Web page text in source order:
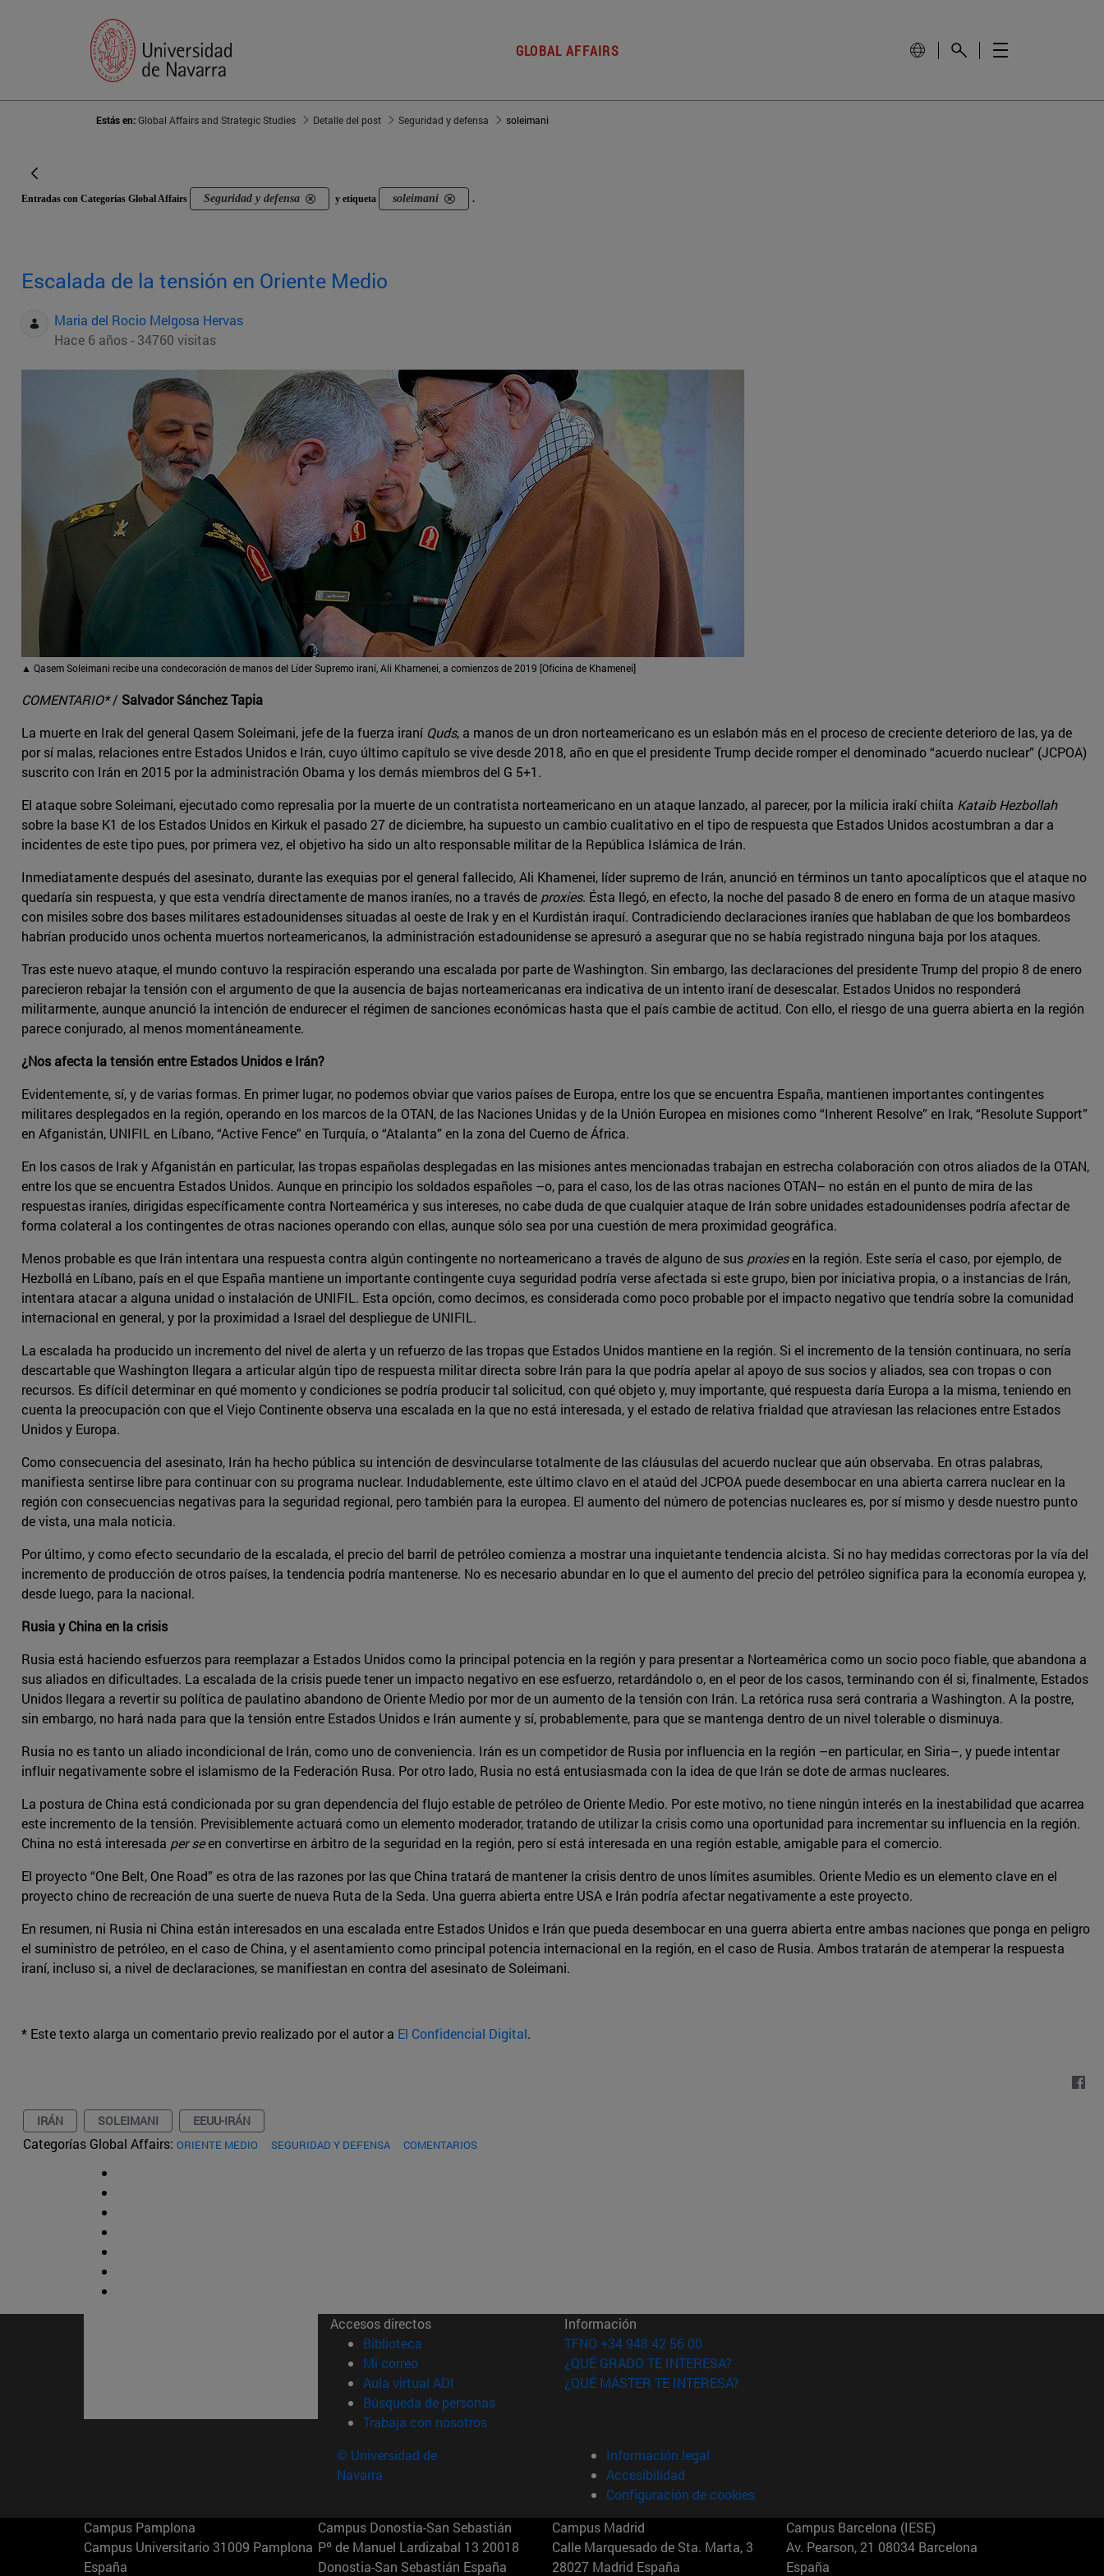
GLOBAL AFFAIRS
Estás en:Global Affairs and Strategic Studies Detalle del post Seguridad y defensa soleimani
Entradas con Categorías Global Affairs Seguridad y defensa y etiqueta soleimani .
Escalada de la tensión en Oriente Medio
Maria del Rocio Melgosa Hervas
Hace 6 años - 34760 visitas
▲ Qasem Soleimani recibe una condecoración de manos del Líder Supremo iraní, Ali Khamenei, a comienzos de 2019 [Oficina de Khamenei]
COMENTARIO*/ Salvador Sánchez Tapia
La muerte en Irak del general Qasem Soleimani, jefe de la fuerza iraní Quds, a manos de un dron norteamericano es un eslabón más en el proceso de creciente deterioro de las, ya de
por sí malas, relaciones entre Estados Unidos e Irán, cuyo último capítulo se vive desde 2018, año en que el presidente Trump decide romper el denominado “acuerdo nuclear” (JCPOA)
suscrito con Irán en 2015 por la administración Obama y los demás miembros del G 5+1.
El ataque sobre Soleimani, ejecutado como represalia por la muerte de un contratista norteamericano en un ataque lanzado, al parecer, por la milicia irakí chiíta Kataib Hezbollah
sobre la base K1 de los Estados Unidos en Kirkuk el pasado 27 de diciembre, ha supuesto un cambio cualitativo en el tipo de respuesta que Estados Unidos acostumbran a dar a
incidentes de este tipo pues, por primera vez, el objetivo ha sido un alto responsable militar de la República Islámica de Irán.
Inmediatamente después del asesinato, durante las exequias por el general fallecido, Ali Khamenei, líder supremo de Irán, anunció en términos un tanto apocalípticos que el ataque no
quedaría sin respuesta, y que esta vendría directamente de manos iraníes, no a través de proxies. Ésta llegó, en efecto, la noche del pasado 8 de enero en forma de un ataque masivo
con misiles sobre dos bases militares estadounidenses situadas al oeste de Irak y en el Kurdistán iraquí. Contradiciendo declaraciones iraníes que hablaban de que los bombardeos
habrían producido unos ochenta muertos norteamericanos, la administración estadounidense se apresuró a asegurar que no se había registrado ninguna baja por los ataques.
Tras este nuevo ataque, el mundo contuvo la respiración esperando una escalada por parte de Washington. Sin embargo, las declaraciones del presidente Trump del propio 8 de enero
parecieron rebajar la tensión con el argumento de que la ausencia de bajas norteamericanas era indicativa de un intento iraní de desescalar. Estados Unidos no responderá
militarmente, aunque anunció la intención de endurecer el régimen de sanciones económicas hasta que el país cambie de actitud. Con ello, el riesgo de una guerra abierta en la región
parece conjurado, al menos momentáneamente.
¿Nos afecta la tensión entre Estados Unidos e Irán?
Evidentemente, sí, y de varias formas. En primer lugar, no podemos obviar que varios países de Europa, entre los que se encuentra España, mantienen importantes contingentes
militares desplegados en la región, operando en los marcos de la OTAN, de las Naciones Unidas y de la Unión Europea en misiones como “Inherent Resolve” en Irak, “Resolute Support”
en Afganistán, UNIFIL en Líbano, “Active Fence” en Turquía, o “Atalanta” en la zona del Cuerno de África.
En los casos de Irak y Afganistán en particular, las tropas españolas desplegadas en las misiones antes mencionadas trabajan en estrecha colaboración con otros aliados de la OTAN,
entre los que se encuentra Estados Unidos. Aunque en principio los soldados españoles –o, para el caso, los de las otras naciones OTAN– no están en el punto de mira de las
respuestas iraníes, dirigidas específicamente contra Norteamérica y sus intereses, no cabe duda de que cualquier ataque de Irán sobre unidades estadounidenses podría afectar de
forma colateral a los contingentes de otras naciones operando con ellas, aunque sólo sea por una cuestión de mera proximidad geográfica.
Menos probable es que Irán intentara una respuesta contra algún contingente no norteamericano a través de alguno de sus proxiesen la región. Este sería el caso, por ejemplo, de
Hezbollá en Líbano, país en el que España mantiene un importante contingente cuya seguridad podría verse afectada si este grupo, bien por iniciativa propia, o a instancias de Irán,
intentara atacar a alguna unidad o instalación de UNIFIL. Esta opción, como decimos, es considerada como poco probable por el impacto negativo que tendría sobre la comunidad
internacional en general, y por la proximidad a Israel del despliegue de UNIFIL.
La escalada ha producido un incremento del nivel de alerta y un refuerzo de las tropas que Estados Unidos mantiene en la región. Si el incremento de la tensión continuara, no sería
descartable que Washington llegara a articular algún tipo de respuesta militar directa sobre Irán para la que podría apelar al apoyo de sus socios y aliados, sea con tropas o con
recursos. Es difícil determinar en qué momento y condiciones se podría producir tal solicitud, con qué objeto y, muy importante, qué respuesta daría Europa a la misma, teniendo en
cuenta la preocupación con que el Viejo Continente observa una escalada en la que no está interesada, y el estado de relativa frialdad que atraviesan las relaciones entre Estados
Unidos y Europa.
Como consecuencia del asesinato, Irán ha hecho pública su intención de desvincularse totalmente de las cláusulas del acuerdo nuclear que aún observaba. En otras palabras,
manifiesta sentirse libre para continuar con su programa nuclear. Indudablemente, este último clavo en el ataúd del JCPOA puede desembocar en una abierta carrera nuclear en la
región con consecuencias negativas para la seguridad regional, pero también para la europea. El aumento del número de potencias nucleares es, por sí mismo y desde nuestro punto
de vista, una mala noticia.
Por último, y como efecto secundario de la escalada, el precio del barril de petróleo comienza a mostrar una inquietante tendencia alcista. Si no hay medidas correctoras por la vía del
incremento de producción de otros países, la tendencia podría mantenerse. No es necesario abundar en lo que el aumento del precio del petróleo significa para la economía europea y,
desde luego, para la nacional.
Rusia y China en la crisis
Rusia está haciendo esfuerzos para reemplazar a Estados Unidos como la principal potencia en la región y para presentar a Norteamérica como un socio poco fiable, que abandona a
sus aliados en dificultades. La escalada de la crisis puede tener un impacto negativo en ese esfuerzo, retardándolo o, en el peor de los casos, terminando con él si, finalmente, Estados
Unidos llegara a revertir su política de paulatino abandono de Oriente Medio por mor de un aumento de la tensión con Irán. La retórica rusa será contraria a Washington. A la postre,
sin embargo, no hará nada para que la tensión entre Estados Unidos e Irán aumente y sí, probablemente, para que se mantenga dentro de un nivel tolerable o disminuya.
Rusia no es tanto un aliado incondicional de Irán, como uno de conveniencia. Irán es un competidor de Rusia por influencia en la región –en particular, en Siria–, y puede intentar
influir negativamente sobre el islamismo de la Federación Rusa. Por otro lado, Rusia no está entusiasmada con la idea de que Irán se dote de armas nucleares.
La postura de China está condicionada por su gran dependencia del flujo estable de petróleo de Oriente Medio. Por este motivo, no tiene ningún interés en la inestabilidad que acarrea
este incremento de la tensión. Previsiblemente actuará como un elemento moderador, tratando de utilizar la crisis como una oportunidad para incrementar su influencia en la región.
China no está interesada per seen convertirse en árbitro de la seguridad en la región, pero sí está interesada en una región estable, amigable para el comercio.
El proyecto “One Belt, One Road” es otra de las razones por las que China tratará de mantener la crisis dentro de unos límites asumibles. Oriente Medio es un elemento clave en el
proyecto chino de recreación de una suerte de nueva Ruta de la Seda. Una guerra abierta entre USA e Irán podría afectar negativamente a este proyecto.
En resumen, ni Rusia ni China están interesados en una escalada entre Estados Unidos e Irán que pueda desembocar en una guerra abierta entre ambas naciones que ponga en peligro
el suministro de petróleo, en el caso de China, y el asentamiento como principal potencia internacional en la región, en el caso de Rusia. Ambos tratarán de atemperar la respuesta
iraní, incluso si, a nivel de declaraciones, se manifiestan en contra del asesinato de Soleimani.
* Este texto alarga un comentario previo realizado por el autor a El Confidencial Digital.
IRÁN SOLEIMANI EEUU-IRÁN
Categorías Global Affairs: ORIENTE MEDIO SEGURIDAD Y DEFENSA COMENTARIOS
Accesos directos
Biblioteca (abre en nueva ventana)
Mi correo(abre en nueva ventana)
Aula virtual ADI (abre en nueva ventana)
Búsqueda de personas(abre en nueva ventana)
Trabaja con nosotros(abre en nueva ventana)
Información
TFNO +34 948 42 56 00
¿QUÉ GRADO TE INTERESA?
¿QUÉ MÁSTER TE INTERESA?
© Universidad de
Navarra
Información legal
Accesibilidad
Configuración de cookies
Campus Pamplona
Campus Universitario 31009 Pamplona
España
Campus Donostia-San Sebastián
Pº de Manuel Lardizabal 13 20018
Donostia-San Sebastián España
Campus Madrid
Calle Marquesado de Sta. Marta, 3
28027 Madrid España
Campus Barcelona (IESE)
Av. Pearson, 21 08034 Barcelona
España